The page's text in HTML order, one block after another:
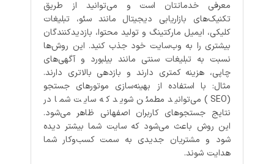
معرفی خدماتتان است و می‌توانید از طریق
تکنیک‌های بازاریابی دیجیتال مانند سئو، تبلیغات
کلیکی، ایمیل مارکتینگ و تولید محتوا، بازدیدکنندگان
بیشتری را به وب‌سایت خود جذب کنید. این روش‌ها
نسبت به تبلیغات سنتی مانند بیلبورد و آگهی‌های
چاپی، هزینه کمتری دارند و بازدهی بالاتری دارند.
مثال: با استفاده از بهینه‌سازی موتورهای جستجو
(SEO) می‌توانید مطمئن شوید که سایت شما در
نتایج جستجوهای کاربران اصفهانی ظاهر می‌شود.
این روش باعث می‌شود که سایت شما بیشتر دیده
شود و مشتریان جدیدی به سمت کسب‌وکار شما
هدایت شوند.